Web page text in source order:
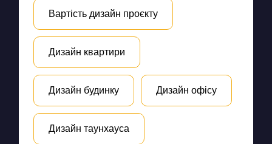
Вартість дизайн проєкту
Дизайн квартири
Дизайн будинку Дизайн офісу
Дизайн таунхауса